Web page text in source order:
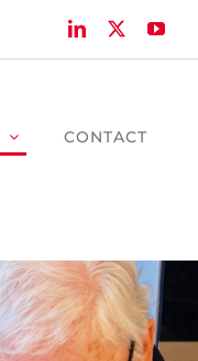
CONTACT